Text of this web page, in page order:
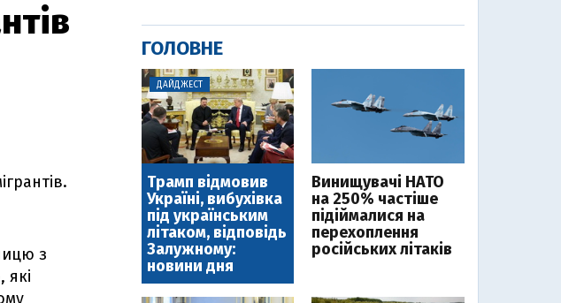
з
які
ГОЛОВНЕ
ДАЙДЖЕСТ
Трамп відмовив
Україні, вибухівка
під українським
літаком, відповідь
Залужному:
новини дня
Винищувачі НАТО
на 250% частіше
підіймалися на
перехоплення
російських літаків